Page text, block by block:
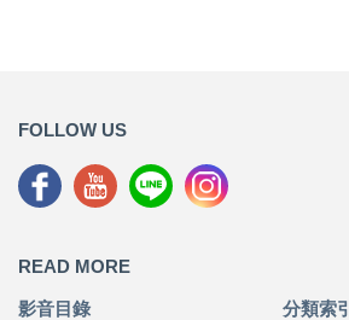
FOLLOW US
READ MORE
影音目錄 分類索引